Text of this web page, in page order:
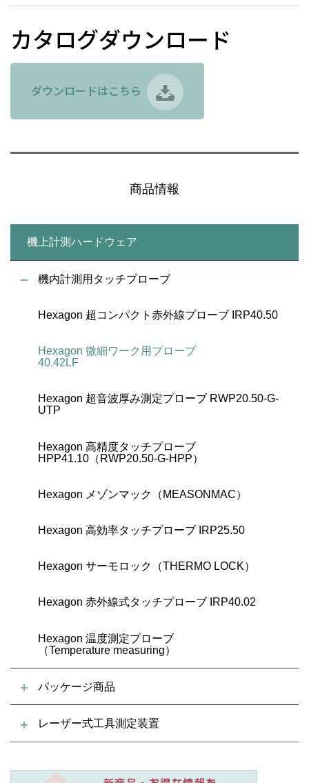
カタログダウンロード
ダウンロードはこちら
商品情報
機上計測ハードウェア
機内計測用タッチプローブ
Hexagon 超コンパクト赤外線プローブ IRP40.50
Hexagon 微細ワーク用プローブ
40.42LF
Hexagon 超音波厚み測定プローブ RWP20.50-G-
UTP
Hexagon 高精度タッチプローブ
HPP41.10（RWP20.50-G-HPP）
Hexagon メゾンマック（MEASONMAC）
Hexagon 高効率タッチプローブ IRP25.50
Hexagon サーモロック（THERMO LOCK）
Hexagon 赤外線式タッチプローブ IRP40.02
Hexagon 温度測定プローブ
（Temperature measuring）
パッケージ商品
レーザー式工具測定装置